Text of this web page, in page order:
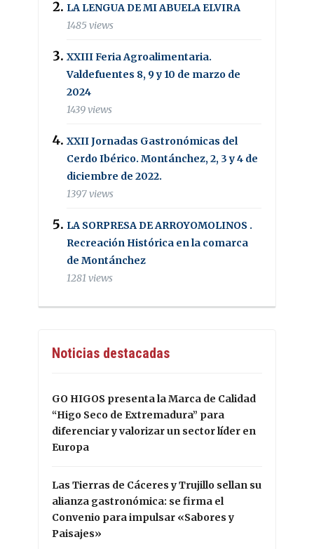
LA LENGUA DE MI ABUELA ELVIRA
1485 views
XXIII Feria Agroalimentaria.
Valdefuentes 8, 9 y 10 de marzo de
2024
1439 views
XXII Jornadas Gastronómicas del
Cerdo Ibérico. Montánchez, 2, 3 y 4 de
diciembre de 2022.
1397 views
LA SORPRESA DE ARROYOMOLINOS .
Recreación Histórica en la comarca
de Montánchez
1281 views
Noticias destacadas
GO HIGOS presenta la Marca de Calidad
“Higo Seco de Extremadura” para
diferenciar y valorizar un sector líder en
Europa
Las Tierras de Cáceres y Trujillo sellan su
alianza gastronómica: se firma el
Convenio para impulsar «Sabores y
Paisajes»